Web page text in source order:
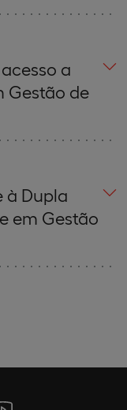
a
Gestão de
à Dupla
em Gestão